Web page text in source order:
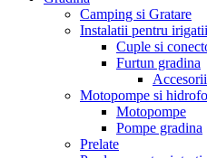
Camping si Gratare
Instalatii pentru irigatii
Cuple si
Furtun gradina
Motopompe si
Motopompe
Pompe gradina
Prelate